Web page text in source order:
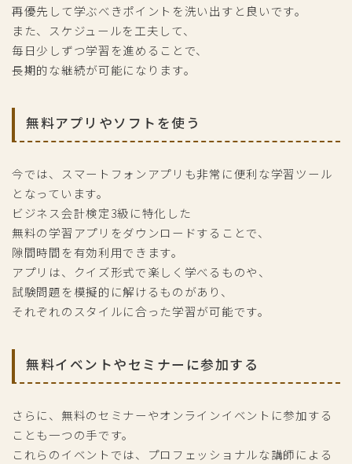
再優先して学ぶべきポイントを洗い出すと良いです。
また、スケジュールを工夫して、
毎日少しずつ学習を進めることで、
長期的な継続が可能になります。
無料アプリやソフトを使う
今では、スマートフォンアプリも非常に便利な学習ツール
となっています。
ビジネス会計検定3級に特化した
無料の学習アプリをダウンロードすることで、
隙間時間を有効利用できます。
アプリは、クイズ形式で楽しく学べるものや、
試験問題を模擬的に解けるものがあり、
それぞれのスタイルに合った学習が可能です。
無料イベントやセミナーに参加する
さらに、無料のセミナーやオンラインイベントに参加する
ことも一つの手です。
これらのイベントでは、プロフェッショナルな講師による